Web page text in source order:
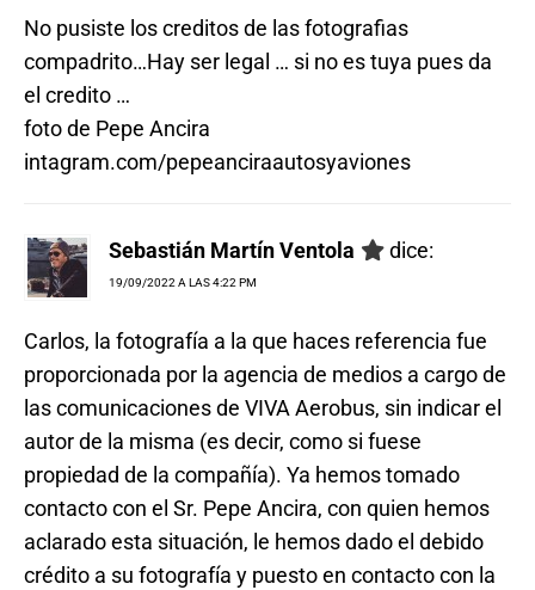
No pusiste los creditos de las fotografias
compadrito…Hay ser legal … si no es tuya pues da
el credito …
foto de Pepe Ancira
intagram.com/pepeanciraautosyaviones
Sebastián Martín Ventola dice:
19/09/2022 A LAS 4:22 PM
Carlos, la fotografía a la que haces referencia fue
proporcionada por la agencia de medios a cargo de
las comunicaciones de VIVA Aerobus, sin indicar el
autor de la misma (es decir, como si fuese
propiedad de la compañía). Ya hemos tomado
contacto con el Sr. Pepe Ancira, con quien hemos
aclarado esta situación, le hemos dado el debido
crédito a su fotografía y puesto en contacto con la